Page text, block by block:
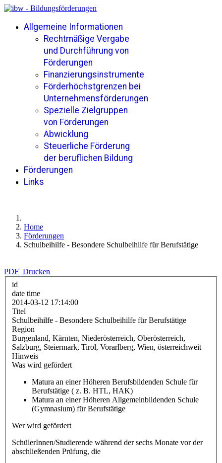
Allgemeine Informationen
Rechtmäßige Vergabe
und Durchführung von
Förderungen
Finanzierungsinstrumente
Förderhöchstgrenzen bei
Unternehmensförderungen
Spezielle Zielgruppen
von Förderungen
Abwicklung
Steuerliche Förderung
der beruflichen Bildung
Förderungen
Links
Home
Förderungen
Schulbeihilfe - Besondere Schulbeihilfe für Berufstätige
PDF Drucken
id
date time
2014-03-12 17:14:00
Titel
Schulbeihilfe - Besondere Schulbeihilfe für Berufstätige
Region
Burgenland, Kärnten, Niederösterreich, Oberösterreich,
Salzburg, Steiermark, Tirol, Vorarlberg, Wien, österreichweit
Hinweis
Was wird gefördert
Matura an einer Höheren Berufsbildenden Schule für
Berufstätige ( z. B. HTL, HAK)
Matura an einer Höheren Allgemeinbildenden Schule
(Gymnasium) für Berufstätige
Wer wird gefördert
SchülerInnen/Studierende während der sechs Monate vor der
abschließenden Prüfung, die